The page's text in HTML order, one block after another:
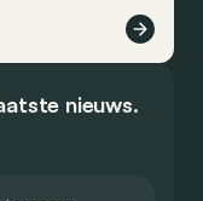
nieuws.